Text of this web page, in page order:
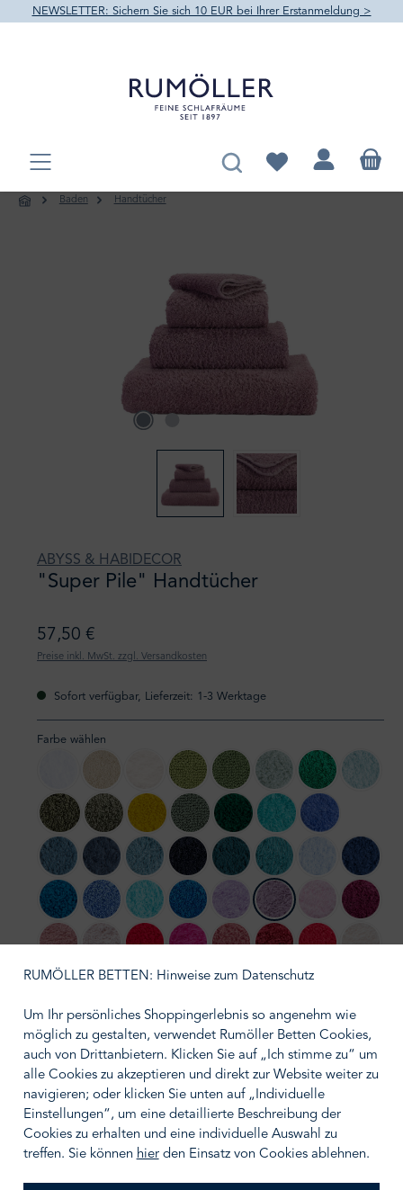
springen
NEWSLETTER: Sichern Sie sich 10 EUR bei Ihrer Erstanmeldung >
Du hast 0 Produkte
Baden Handtücher
ABYSS & HABIDECOR
"Super Pile" Handtücher
57,50 €
Preise inkl. MwSt. zzgl. Versandkosten
Sofort verfügbar, Lieferzeit: 1-3 Werktage
Farbe wählen
100 White 101 Ecru 103 Ivory165 Apple Green
205 Forest210 Aqua230 Emerald235 Ice
275 Khaki277 Laurel278 Yuzu280 Evergreen298 British Green
302 Lagoon304 Marina
306 Bluestone307 Denim309 Atlantic314 Navy 320 Duck 325 Dragonfly330 Powder Blue
332
336 Ocean364 Regatta370 Turquoise383 Zanzibar430 Lupin440 Orchid501 Pink Lady
514
795 Mustang803 Popcorn830 Banane840 Gold850 Safran870 Curcuma
920 Gris930
940 Atmosphere
950 Cloud990 Black992 Platinum997 Volcan
Größe wählen auswählen
RUMÖLLER BETTEN: Hinweise zum Datenschutz
Um Ihr persönliches Shoppingerlebnis so angenehm wie
möglich zu gestalten, verwendet Rumöller Betten Cookies,
auch von Drittanbietern. Klicken Sie auf „Ich stimme zu“ um
alle Cookies zu akzeptieren und direkt zur Website weiter zu
navigieren; oder klicken Sie unten auf „Individuelle
Einstellungen“, um eine detaillierte Beschreibung der
Cookies zu erhalten und eine individuelle Auswahl zu
treffen. Sie können hierden Einsatz von Cookies ablehnen.